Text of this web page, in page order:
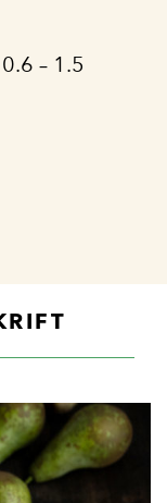
– 1.5